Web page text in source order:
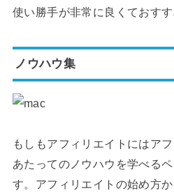
使い勝手が非常に良くておすす
ノウハウ集
もしもアフィリエイトにはア
あたってのノウハウを学べる
す。アフィリエイトの始め方